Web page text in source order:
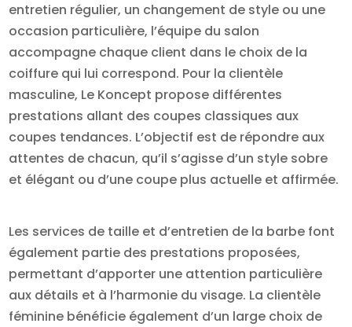
entretien régulier, un changement de style ou une
occasion particulière, l’équipe du salon
accompagne chaque client dans le choix de la
coiffure qui lui correspond. Pour la clientèle
masculine, Le Koncept propose différentes
prestations allant des coupes classiques aux
coupes tendances. L’objectif est de répondre aux
attentes de chacun, qu’il s’agisse d’un style sobre
et élégant ou d’une coupe plus actuelle et affirmée.
Les services de taille et d’entretien de la barbe font
également partie des prestations proposées,
permettant d’apporter une attention particulière
aux détails et à l’harmonie du visage. La clientèle
féminine bénéficie également d’un large choix de